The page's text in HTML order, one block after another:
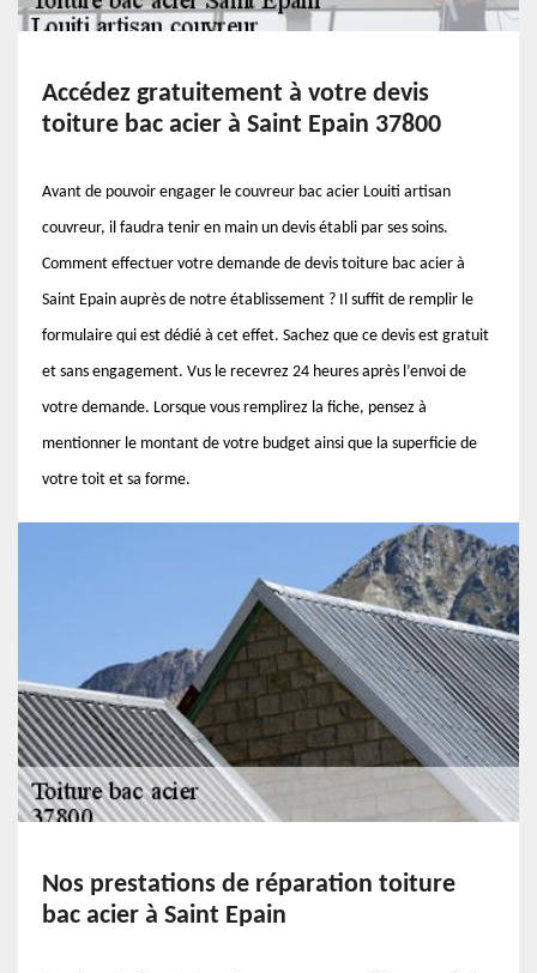
Accédez gratuitement à votre devis
toiture bac acier à Saint Epain 37800
Avant de pouvoir engager le couvreur bac acier Louiti artisan
couvreur, il faudra tenir en main un devis établi par ses soins.
Comment effectuer votre demande de devis toiture bac acier à
Saint Epain auprès de notre établissement ? Il suffit de remplir le
formulaire qui est dédié à cet effet. Sachez que ce devis est gratuit
et sans engagement. Vus le recevrez 24 heures après l’envoi de
votre demande. Lorsque vous remplirez la fiche, pensez à
mentionner le montant de votre budget ainsi que la superficie de
votre toit et sa forme.
Nos prestations de réparation toiture
bac acier à Saint Epain